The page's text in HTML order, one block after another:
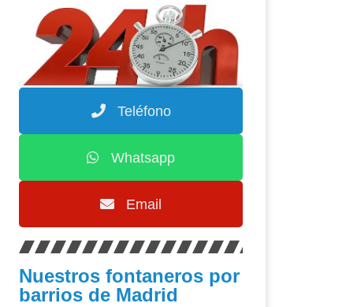
Teléfono
Whatsapp
Email
Nuestros fontaneros por
barrios de Madrid